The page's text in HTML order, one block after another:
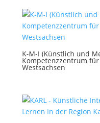
K-M-I (Künstlich und
Kompetenzzentrum
Westsachsen